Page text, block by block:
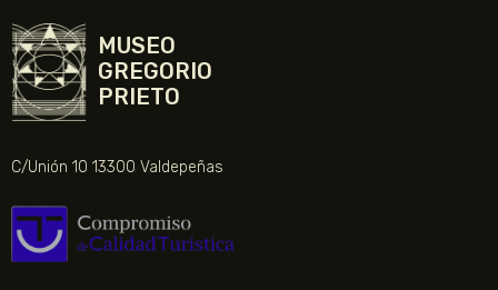
MUSEO
GREGORIO
PRIETO
C/Unión 10 13300 Valdepeñas